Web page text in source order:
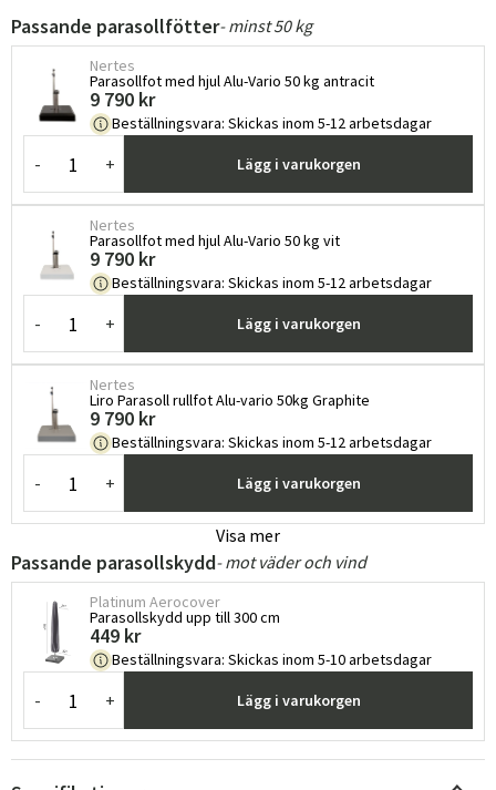
Passande parasollfötter- minst 50 kg
Nertes
Parasollfot med hjul Alu-Vario 50 kg antracit
9 790 kr
Beställningsvara: Skickas inom 5-12 arbetsdagar
- + Lägg i varukorgen
Nertes
Parasollfot med hjul Alu-Vario 50 kg vit
9 790 kr
Beställningsvara: Skickas inom 5-12 arbetsdagar
- + Lägg i varukorgen
Nertes
Liro Parasoll rullfot Alu-vario 50kg Graphite
9 790 kr
Beställningsvara: Skickas inom 5-12 arbetsdagar
- + Lägg i varukorgen
Visa mer
Passande parasollskydd- mot väder och vind
Platinum Aerocover
Parasollskydd upp till 300 cm
449 kr
Beställningsvara: Skickas inom 5-10 arbetsdagar
- + Lägg i varukorgen